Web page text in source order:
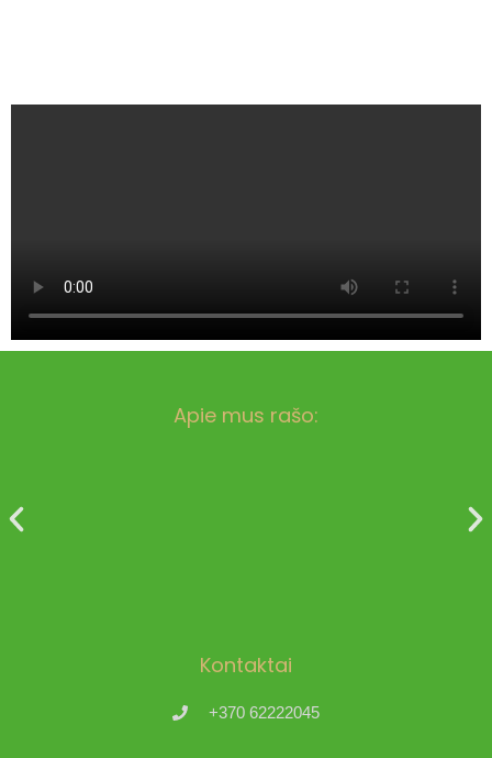
Apie mus rašo:
Kontaktai
+370 62222045